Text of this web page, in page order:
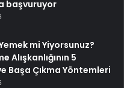
başvuruyor
mi Yiyorsunuz?
Alışkanlığının 5
Başa Çıkma Yöntemleri